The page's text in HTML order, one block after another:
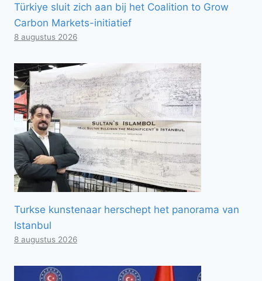
Türkiye sluit zich aan bij het Coalition to Grow
Carbon Markets-initiatief
8 augustus 2026
Turkse kunstenaar herschept het panorama van
Istanbul
8 augustus 2026